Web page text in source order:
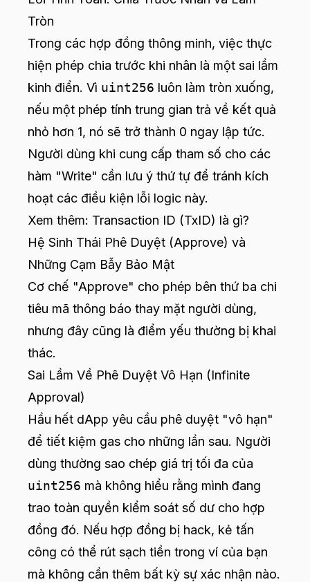
Tròn
Trong các hợp đồng thông minh, việc thực
hiện phép chia trước khi nhân là một sai lầm
kinh điển. Vì uint256 luôn làm tròn xuống,
nếu một phép tính trung gian trả về kết quả
nhỏ hơn 1, nó sẽ trở thành 0 ngay lập tức.
Người dùng khi cung cấp tham số cho các
hàm "Write" cần lưu ý thứ tự để tránh kích
hoạt các điều kiện lỗi logic này.
Xem thêm: Transaction ID (TxID) là gì?
Hệ Sinh Thái Phê Duyệt (Approve) và
Những Cạm Bẫy Bảo Mật
Cơ chế "Approve" cho phép bên thứ ba chi
tiêu mã thông báo thay mặt người dùng,
nhưng đây cũng là điểm yếu thường bị khai
thác.
Sai Lầm Về Phê Duyệt Vô Hạn (Infinite
Approval)
Hầu hết dApp yêu cầu phê duyệt "vô hạn"
để tiết kiệm gas cho những lần sau. Người
dùng thường sao chép giá trị tối đa của
uint256 mà không hiểu rằng mình đang
trao toàn quyền kiểm soát số dư cho hợp
đồng đó. Nếu hợp đồng bị hack, kẻ tấn
công có thể rút sạch tiền trong ví của bạn
mà không cần thêm bất kỳ sự xác nhận nào.